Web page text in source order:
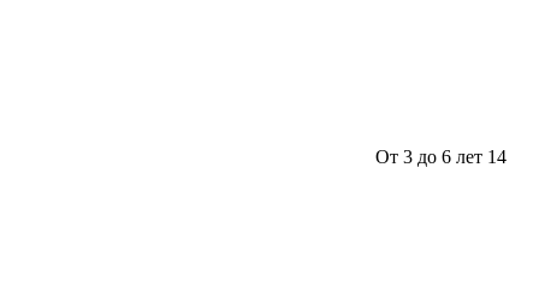
От 3 до 6 лет 14